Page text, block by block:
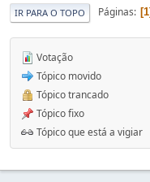
IR PARA O TOPO Páginas 1
Votação
Tópico movido
Tópico trancado
Tópico fixo
Tópico que está a vigiar